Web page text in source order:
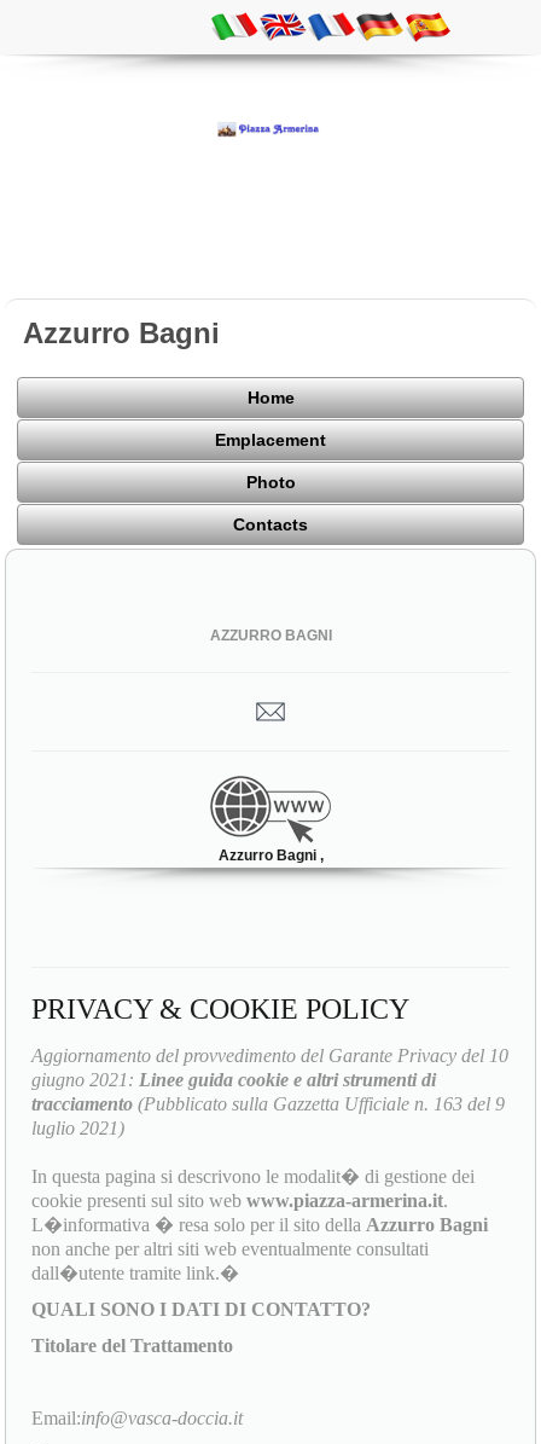
Azzurro Bagni
Home
Emplacement
Photo
Contacts
AZZURRO BAGNI
Azzurro Bagni ,
PRIVACY & COOKIE POLICY
Aggiornamento del provvedimento del Garante Privacy del 10
giugno 2021: Linee guida cookie e altri strumenti di
tracciamento (Pubblicato sulla Gazzetta Ufficiale n. 163 del 9
luglio 2021)
In questa pagina si descrivono le modalit� di gestione dei
cookie presenti sul sito webwww.piazza-armerina.it.
L�informativa � resa solo per il sito della Azzurro Bagni
non anche per altri siti web eventualmente consultati
dall�utente tramite link.�
QUALI SONO I DATI DI CONTATTO?
Titolare del Trattamento
Email:info@vasca-doccia.it